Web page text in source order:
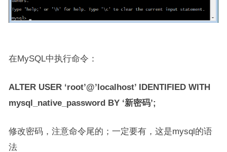
在MySQL中执行命令：
ALTER USER ‘root’@’localhost’ IDENTIFIED WITH
mysql_native_password BY ‘新密码’;
修改密码，注意命令尾的；一定要有，这是mysql的语
法